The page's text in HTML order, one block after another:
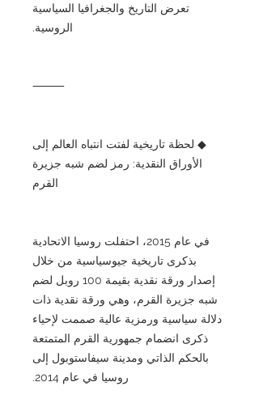
تعرض التاريخ والجغرافيا السياسية
الروسية.
⸻
◆ لحظة تاريخية لفتت انتباه العالم إلى
الأوراق النقدية: رمز لضم شبه جزيرة
القرم
في عام 2015، احتفلت روسيا الاتحادية
بذكرى تاريخية جيوسياسية من خلال
إصدار ورقة نقدية بقيمة 100 روبل لضم
شبه جزيرة القرم، وهي ورقة نقدية ذات
دلالة سياسية ورمزية عالية صممت لإحياء
ذكرى انضمام جمهورية القرم المتمتعة
بالحكم الذاتي ومدينة سيفاستوبول إلى
روسيا في عام 2014.